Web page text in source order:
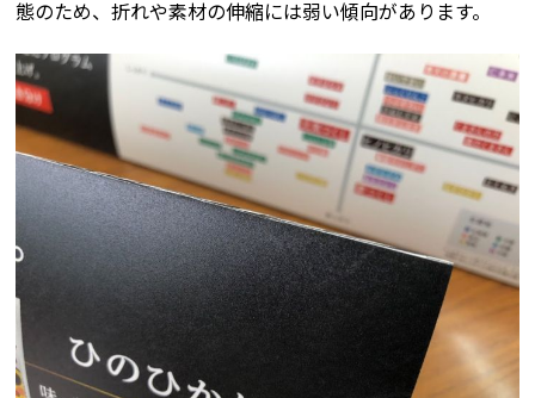
態のため、折れや素材の伸縮には弱い傾向があります。